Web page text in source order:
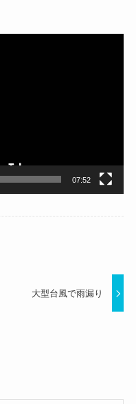
07:52
大型台風で雨漏り